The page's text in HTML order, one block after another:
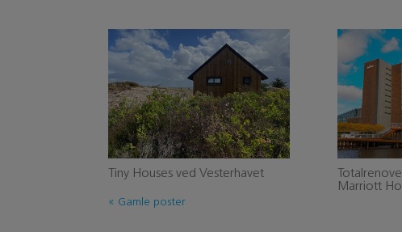
Tiny Houses ved Vesterhavet
Marriott
« Gamle poster